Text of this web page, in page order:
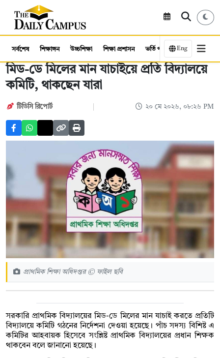
সর্বশেষ শিক্ষাঙ্গন উচ্চশিক্ষা শিক্ষা প্রশাসন ভর্তি পরীক্ষা কর্মসংস্থান
Eng
মিড-ডে মিলের মান যাচাইয়ে প্রতি বিদ্যালয়ে
কমিটি, থাকছেন যারা
টিডিসি রিপোর্ট ২০ মে ২০২৬, ০৮:২৬ PM
প্রাথমিক শিক্ষা অধিদপ্তর © ফাইল ছবি
সরকারি প্রাথমিক বিদ্যালয়ের মিড-ডে মিলের মান যাচাই করতে প্রতিটি
বিদ্যালয়ে কমিটি গঠনের নির্দেশনা দেওয়া হয়েছে। পাঁচ সদস্য বিশিষ্ট এ
কমিটির আহবায়ক হিসেবে সংশ্লিষ্ট প্রাথমিক বিদ্যালয়ের প্রধান শিক্ষক
থাকবেন বলে জানানো হয়েছে।